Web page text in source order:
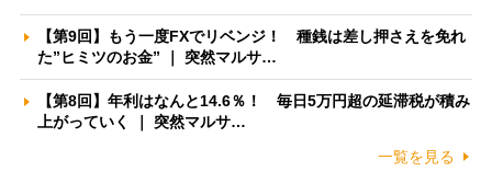
【第9回】もう一度FXでリベンジ！ 種銭は差し押さえを免れ
た”ヒミツのお金” ｜ 突然マルサ…
【第8回】年利はなんと14.6％！ 毎日5万円超の延滞税が積み
上がっていく ｜ 突然マルサ…
一覧を見る